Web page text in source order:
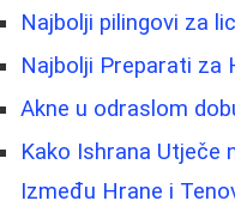
Najbolji pilingovi za
Najbolji Preparati za
Akne u odraslom
Kako Ishrana Utječe
Između Hrane i